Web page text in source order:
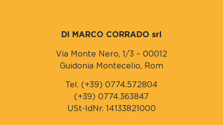
DI MARCO CORRADO srl
Via Monte Nero, 1/3 – 00012
Guidonia Montecelio, Rom
Tel. (+39) 0774.572804
(+39) 0774.363847
USt-IdNr. 14133821000